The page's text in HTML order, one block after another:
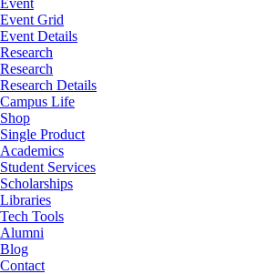
Event
Event Grid
Event Details
Research
Research
Research Details
Campus Life
Shop
Single Product
Academics
Student Services
Scholarships
Libraries
Tech Tools
Alumni
Blog
Contact
บุคคลทั่วไป
ภาษาไทย 🇹🇭